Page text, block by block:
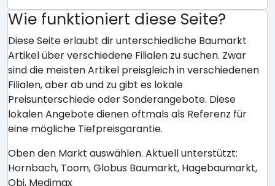
Wie funktioniert diese Seite?
Diese Seite erlaubt dir unterschiedliche Baumarkt
Artikel über verschiedene Filialen zu suchen. Zwar
sind die meisten Artikel preisgleich in verschiedenen
Filialen, aber ab und zu gibt es lokale
Preisunterschiede oder Sonderangebote. Diese
lokalen Angebote dienen oftmals als Referenz für
eine mögliche Tiefpreisgarantie.
Oben den Markt auswählen. Aktuell unterstützt:
Hornbach, Toom, Globus Baumarkt, Hagebaumarkt,
Obi, Medimax